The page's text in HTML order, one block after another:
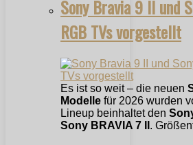
Sony Bravia 9 II und
RGB TVs vorgestellt
Es ist so weit – die neuen
Modelle für 2026 wurden
Lineup beinhaltet den
Sony BRAVIA 7 II .